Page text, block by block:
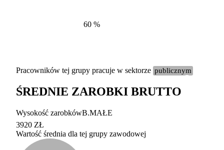
Etykieta
duży
100-200 tysięcy
60 %
Pracowników tej grupy pracuje w sektorze publicznym
ŚREDNIE ZAROBKI BRUTTO
Wysokość zarobkówB.MAŁE
3920 ZŁ
Wartość średnia dla tej grupy zawodowej